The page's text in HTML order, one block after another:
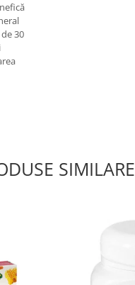
30
SIMILARE